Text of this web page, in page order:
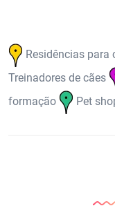
Residências para
Treinadores de cães
formação
Pet